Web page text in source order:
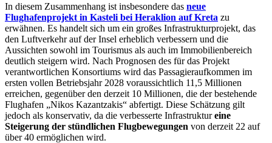
In diesem Zusammenhang ist insbesondere das neue
Flughafenprojekt in Kasteli bei Heraklion auf Kreta zu
erwähnen. Es handelt sich um ein großes Infrastrukturprojekt, das
den Luftverkehr auf der Insel erheblich verbessern und die
Aussichten sowohl im Tourismus als auch im Immobilienbereich
deutlich steigern wird. Nach Prognosen des für das Projekt
verantwortlichen Konsortiums wird das Passagieraufkommen im
ersten vollen Betriebsjahr 2028 voraussichtlich 11,5 Millionen
erreichen, gegenüber den derzeit 10 Millionen, die der bestehende
Flughafen „Nikos Kazantzakis“ abfertigt. Diese Schätzung gilt
jedoch als konservativ, da die verbesserte Infrastruktureine
Steigerung der stündlichen Flugbewegungen von derzeit 22 auf
über 40 ermöglichen wird.